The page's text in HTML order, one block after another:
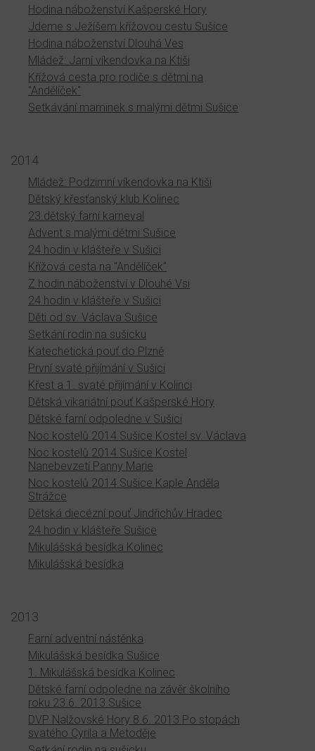
Hodina náboženství Kašperské Hory
Jdeme s Ježíšem křížovou cestu Sušice
Hodina náboženství Dlouhá Ves
Mládež: Jarní víkendovka na Ktiši
Křížová cesta pro rodiče s dětmi na
"Andělíček"
Setkávání maminek s malými dětmi Sušice
2014
Mládež: Podzimní víkendovka na Ktiši
Dětský křesťanský klub Kolinec
23.dětský farní karneval
Advent s malými dětmi Sušice
24 hodin v klášteře v Sušici
Křížová cesta na "Andělíček"
Z hodin náboženství v Dlouhé Vsi
24 hodin v klášteře v Sušici
Děti od sv. Václava Sušice
Setkání rodin na sušicku
Katechetická pouť do Plzně
První svaté přijímání v Sušici
Křest a 1. svaté přijímání v Kolinci
Dětská vikariátní pouť Kašperské Hory
Dětské farní odpoledne v Sušici
Noc kostelů 2014 Sušice Kostel sv. Václava
Noc kostelů 2014 Sušice Kostel
Nanebevzetí Panny Marie
Noc kostelů 2014 Sušice Kaple Anděla
Strážce
Dětská diecézní pouť Jindřichův Hradec
24 hodin v klášteře Sušice
Mikulášská besídka Kolinec
Mikulášská besídka
2013
Farní adventní nástěnka
Mikulášská besídka Sušice
1. Mikulášská besídka Kolinec
Dětské farní odpoledne na závěr školního
roku 23.6. 2013 Sušice
DVP Nalžovské Hory 8.6. 2013 Po stopách
svatého Cyrila a Metoděje